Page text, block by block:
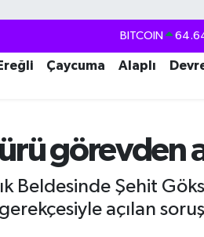
BITCOIN
DOLAR
GRAM ALTIN
BİST100
Çaycuma Alaplı
görevden
Beldesinde Şehit
açılan